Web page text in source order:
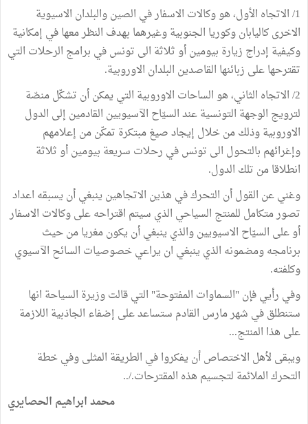
1/ الاتجاه الأول، هو وكالات الاسفار في الصين والبلدان الاسيوية
الاخرى كاليابان وكوريا الجنوبية وغيرهما بهدف النظر معها في إمكانية
وكيفية إدراج زيارة بيومين أو ثلاثة الى تونس في برامج الرحلات التي
تقترحها على زبائنها القاصدين البلدان الاوروبية.
2/ الاتجاه الثاني، هو الساحات الاوروبية التي يمكن أن تشكّل منصّة
لترويج الوجهة التونسية عند السيّاح الآسيويين القادمين إلى الدول
الاوروبية وذلك من خلال إيجاد صيغ مبتكرة تمكّن من إعلامهم
وإغرائهم بالتحول الى تونس في رحلات سريعة بيومين أو ثلاثة
انطلاقا من تلك الدول.
وغني عن القول أن التحرك في هذين الاتجاهين ينبغي أن يسبقه اعداد
تصور متكامل للمنتج السياحي الذي سيتم اقتراحه على وكالات الاسفار
أو على السيّاح الاسيويين والذي ينبغي أن يكون مغريا من حيث
برنامجه ومضمونه الذي ينبغي ان يراعي خصوصيات السائح الآسيوي
وكلفته.
وفي رأيي فإن "السماوات المفتوحة" التي قالت وزيرة السياحة انها
ستنطلق في شهر مارس القادم ستساعد على إضفاء الجاذبية اللازمة
على هذا المنتج...
ويبقى لأهل الاختصاص أن يفكروا في الطريقة المثلى وفي خطة
التحرك الملائمة لتجسيم هذه المقترحات./..
محمد ابراهيم الحصايري